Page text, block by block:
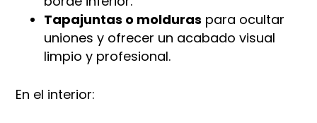
Tapajuntas o molduras para ocultar
uniones y ofrecer un acabado visual
limpio y profesional.
En el interior: